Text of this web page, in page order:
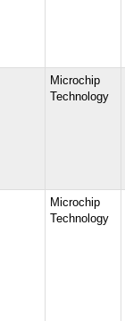
Microchip
Technology
Microchip
Technology